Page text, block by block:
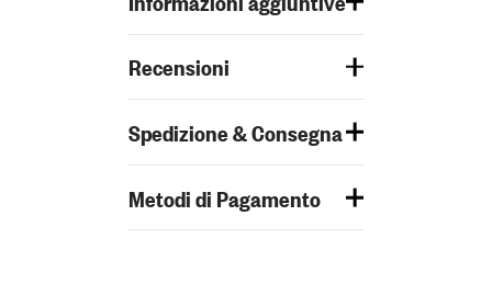
Recensioni
Spedizione & Consegna
Metodi di Pagamento